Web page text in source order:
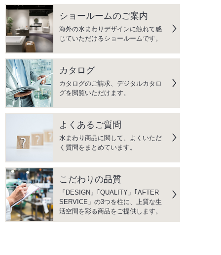
ショールームのご案内
海外の水まわりデザインに触れて感
じていただけるショールームです。
カタログ
カタログのご請求、デジタルカタロ
グを閲覧いただけます。
よくあるご質問
水まわり商品に関して、よくいただ
く質問をまとめています。
こだわりの品質
「DESIGN」｢QUALITY」｢AFTER
SERVICE」の3つを柱に、上質な生
活空間を彩る商品をご提供します。